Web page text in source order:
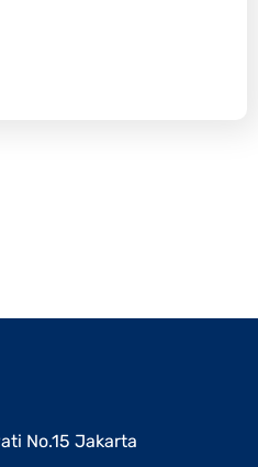
No.15 Jakarta